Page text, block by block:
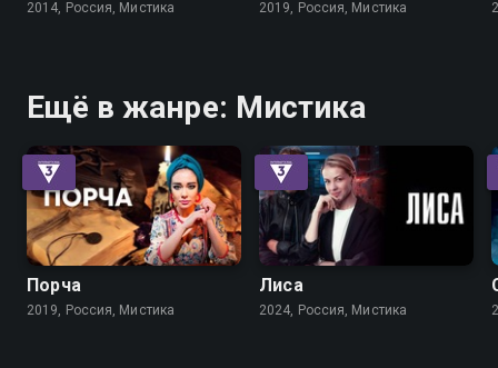
2014, Россия, Мистика 2019, Россия, Мистика
Ещё в жанре: Мистика
Порча
2019, Россия, Мистика
Лиса
2024, Россия, Мистика